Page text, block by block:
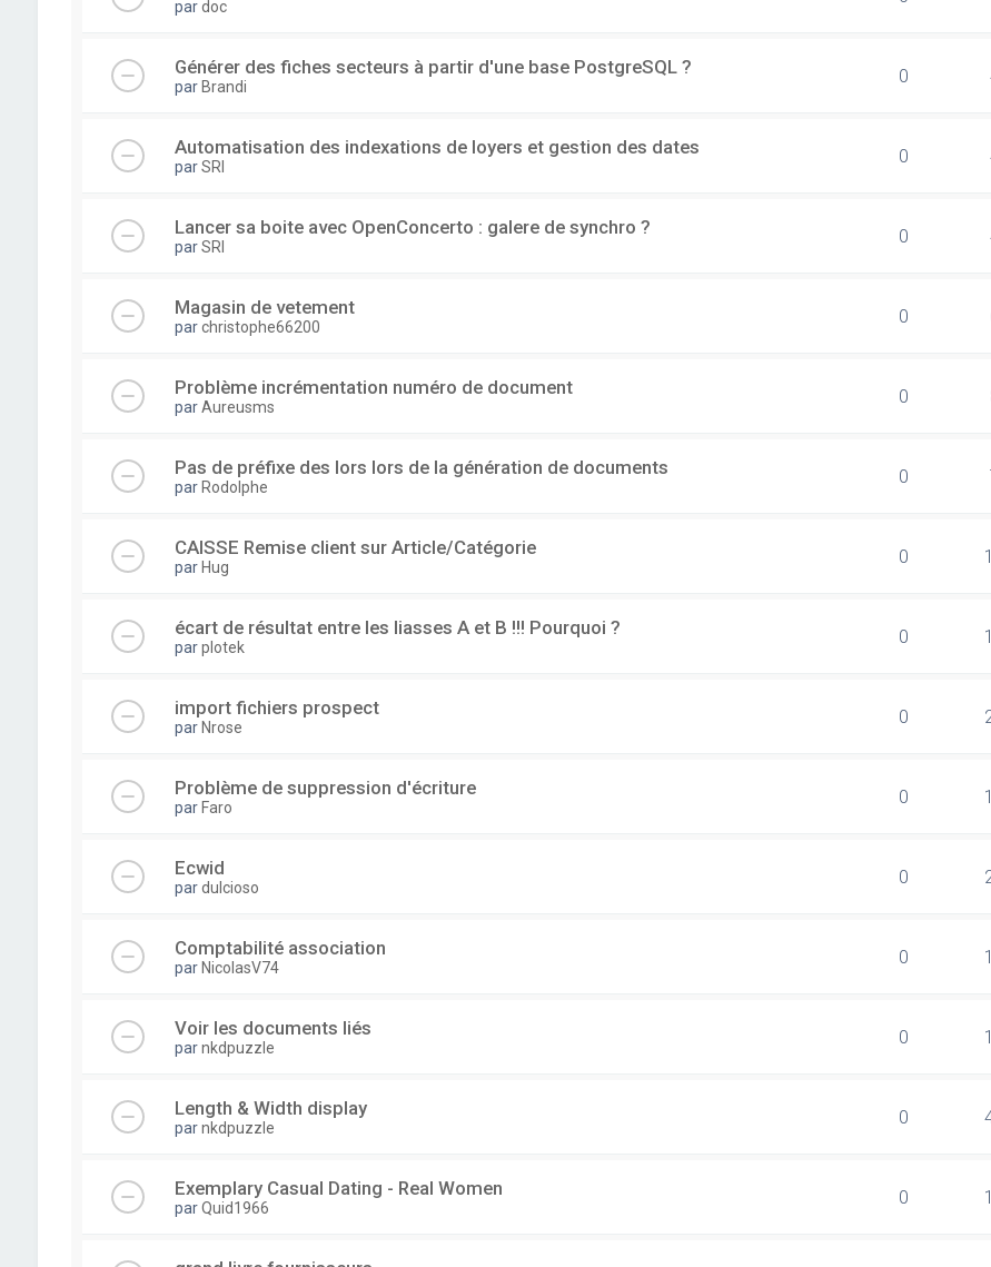
pardoc
Générer des fiches secteurs à partir d'une base PostgreSQL ?
par Brandi 0
Automatisation des indexations de loyers et gestion des dates
parSRI 0
Lancer sa boite avec OpenConcerto : galere de synchro ?
parSRI 0
Magasin de vetement
parchristophe66200 0
Problème incrémentation numéro de document
parAureusms 0
Pas de préfixe des lors lors de la génération de documents
par Rodolphe 0
CAISSE Remise client sur Article/Catégorie
par Hug 0
écart de résultat entre les liasses A et B !!! Pourquoi ?
parplotek 0
import fichiers prospect
par Nrose 0
Problème de suppression d'écriture
par Faro 0
Ecwid
pardulcioso 0
Comptabilité association
par NicolasV74 0
Voir les documents liés
parnkdpuzzle 0
Length & Width display
parnkdpuzzle 0
Exemplary Сasual Dating - Real Women
parQuid1966 0